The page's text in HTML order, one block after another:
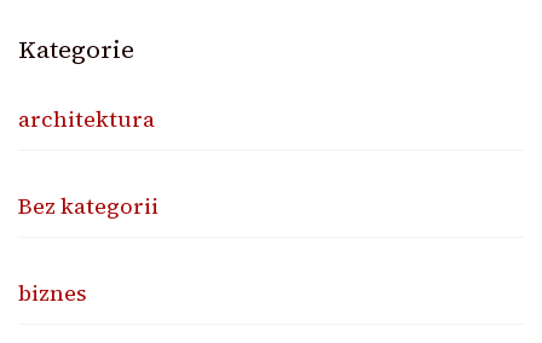
Kategorie
architektura
Bez kategorii
biznes